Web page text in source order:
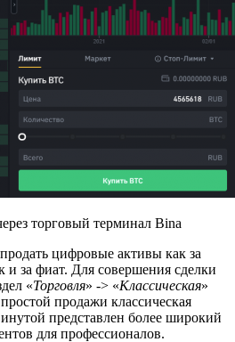
торговый терминал Bina
цифровые активы как за
и за фиат. Для совершения сделки
«Торговля» -> «Классическая»
продажи классическая
представлен более широкий
для профессионалов.